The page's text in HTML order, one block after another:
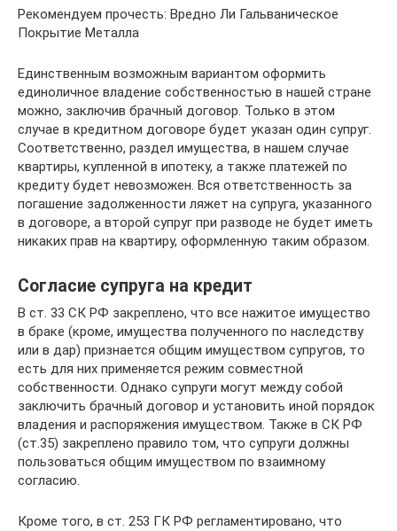
Рекомендуем прочесть: Вредно Ли Гальваническое
Покрытие Металла
Единственным возможным вариантом оформить
единоличное владение собственностью в нашей стране
можно, заключив брачный договор. Только в этом
случае в кредитном договоре будет указан один супруг.
Соответственно, раздел имущества, в нашем случае
квартиры, купленной в ипотеку, а также платежей по
кредиту будет невозможен. Вся ответственность за
погашение задолженности ляжет на супруга, указанного
в договоре, а второй супруг при разводе не будет иметь
никаких прав на квартиру, оформленную таким образом.
Согласие супруга на кредит
В ст. 33 СК РФ закреплено, что все нажитое имущество
в браке (кроме, имущества полученного по наследству
или в дар) признается общим имуществом супругов, то
есть для них применяется режим совместной
собственности. Однако супруги могут между собой
заключить брачный договор и установить иной порядок
владения и распоряжения имуществом. Также в СК РФ
(ст.35) закреплено правило том, что супруги должны
пользоваться общим имуществом по взаимному
согласию.
Кроме того, в ст. 253 ГК РФ регламентировано, что